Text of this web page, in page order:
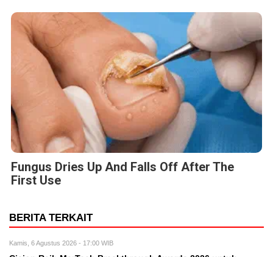
Fungus Dries Up And Falls Off After The
First Use
BERITA TERKAIT
Kamis, 6 Agustus 2026 - 17:00 WIB